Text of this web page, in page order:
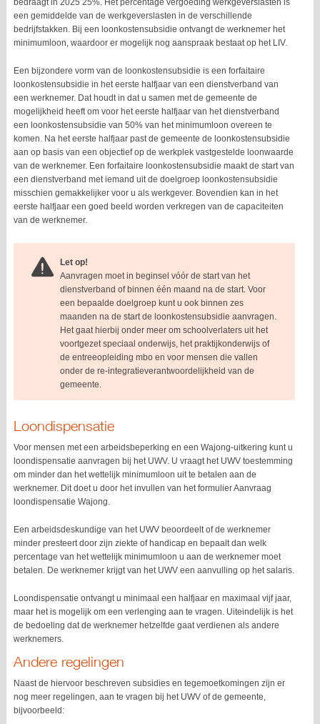
bedraagt in 2025 25%. Het percentage vergoeding werkgeverslasten is
een gemiddelde van de werkgeverslasten in de verschillende
bedrijfstakken. Bij een loonkostensubsidie ontvangt de werknemer het
minimumloon, waardoor er mogelijk nog aanspraak bestaat op het LIV.
Een bijzondere vorm van de loonkostensubsidie is een forfaitaire
loonkostensubsidie in het eerste halfjaar van een dienstverband van
een werknemer. Dat houdt in dat u samen met de gemeente de
mogelijkheid heeft om voor het eerste halfjaar van het dienstverband
een loonkostensubsidie van 50% van het minimumloon overeen te
komen. Na het eerste halfjaar past de gemeente de loonkostensubsidie
aan op basis van een objectief op de werkplek vastgestelde loonwaarde
van de werknemer. Een forfaitaire loonkostensubsidie maakt de start van
een dienstverband met iemand uit de doelgroep loonkostensubsidie
misschien gemakkelijker voor u als werkgever. Bovendien kan in het
eerste halfjaar een goed beeld worden verkregen van de capaciteiten
van de werknemer.
Let op!
Aanvragen moet in beginsel vóór de start van het
dienstverband of binnen één maand na de start. Voor
een bepaalde doelgroep kunt u ook binnen zes
maanden na de start de loonkostensubsidie aanvragen.
Het gaat hierbij onder meer om schoolverlaters uit het
voortgezet speciaal onderwijs, het praktijkonderwijs of
de entreeopleiding mbo en voor mensen die vallen
onder de re-integratieverantwoordelijkheid van de
gemeente.
Loondispensatie
Voor mensen met een arbeidsbeperking en een Wajong-uitkering kunt u
loondispensatie aanvragen bij het UWV. U vraagt het UWV toestemming
om minder dan het wettelijk minimumloon uit te betalen aan de
werknemer. Dit doet u door het invullen van het formulier Aanvraag
loondispensatie Wajong.
Een arbeidsdeskundige van het UWV beoordeelt of de werknemer
minder presteert door zijn ziekte of handicap en bepaalt dan welk
percentage van het wettelijk minimumloon u aan de werknemer moet
betalen. De werknemer krijgt van het UWV een aanvulling op het salaris.
Loondispensatie ontvangt u minimaal een halfjaar en maximaal vijf jaar,
maar het is mogelijk om een verlenging aan te vragen. Uiteindelijk is het
de bedoeling dat de werknemer hetzelfde gaat verdienen als andere
werknemers.
Andere regelingen
Naast de hiervoor beschreven subsidies en tegemoetkomingen zijn er
nog meer regelingen, aan te vragen bij het UWV of de gemeente,
bijvoorbeeld: